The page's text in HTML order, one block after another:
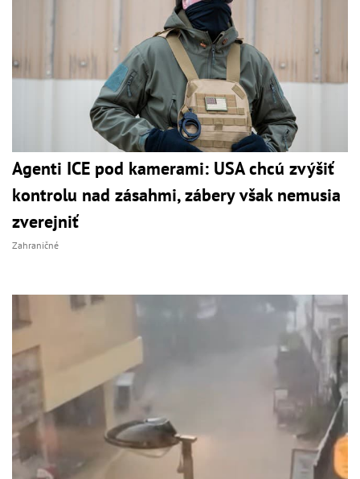
Agenti ICE pod kamerami: USA chcú zvýšiť
kontrolu nad zásahmi, zábery však nemusia
zverejniť
Zahraničné